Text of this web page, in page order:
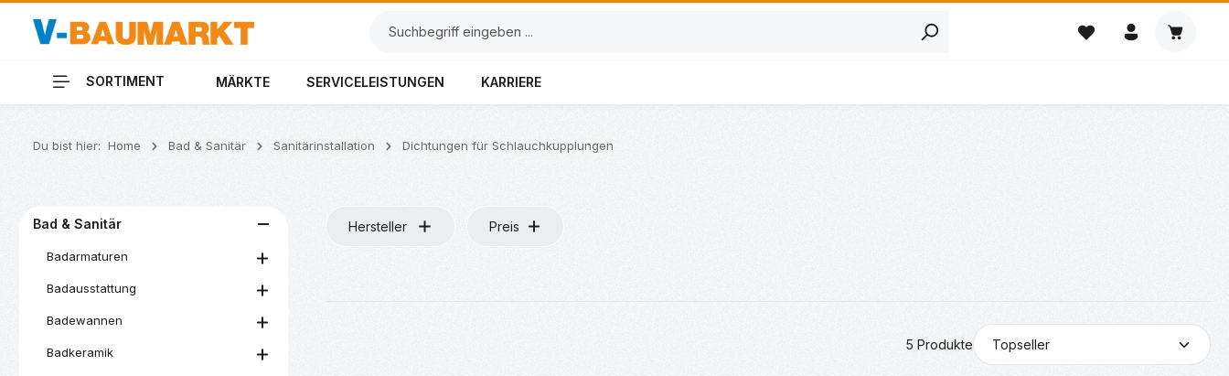
Hauptinhalt springen
Zur Suche springen
Zur Hauptnavigation springen
SORTIMENT MÄRKTE SERVICELEISTUNGEN KARRIERE
Du bist hier: Home Bad & Sanitär Sanitärinstallation Dichtungen für Schlauchkupplungen
Bad & Sanitär
Badarmaturen
Badausstattung
Badewannen
Badkeramik
Hersteller Preis
5 Produkte